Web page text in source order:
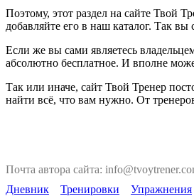
Поэтому, этот раздел на сайте Твой
добавляйте его в наш каталог. Так
Если же вы сами являетесь
абсолютно бесплатное. И вполне
Так или иначе, сайт Твой Тренер
найти всё, что вам нужно. От
Почта автора сайта:
Дневник
Тренировки Упражнения